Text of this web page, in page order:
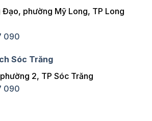
Đạo, phường Mỹ Long, TP Long
090
Sóc Trăng
2, TP Sóc Trăng
090